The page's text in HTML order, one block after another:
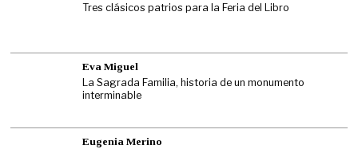
Tres clásicos patrios para la Feria del Libro
Eva Miguel
La Sagrada Familia, historia de un monumento
interminable
Eugenia Merino